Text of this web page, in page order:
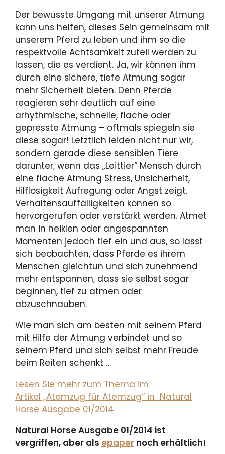
Der bewusste Umgang mit unserer Atmung
kann uns helfen, dieses Sein gemeinsam mit
unserem Pferd zu leben und ihm so die
respektvolle Achtsamkeit zuteil werden zu
lassen, die es verdient. Ja, wir können ihm
durch eine sichere, tiefe Atmung sogar
mehr Sicherheit bieten. Denn Pferde
reagieren sehr deutlich auf eine
arhythmische, schnelle, flache oder
gepresste Atmung – oftmals spiegeln sie
diese sogar! Letztlich leiden nicht nur wir,
sondern gerade diese sensiblen Tiere
darunter, wenn das „Leittier“ Mensch durch
eine flache Atmung Stress, Unsicherheit,
Hilflosigkeit Aufregung oder Angst zeigt.
Verhaltensauffälligkeiten können so
hervorgerufen oder verstärkt werden. Atmet
man in heiklen oder angespannten
Momenten jedoch tief ein und aus, so lässt
sich beobachten, dass Pferde es ihrem
Menschen gleichtun und sich zunehmend
mehr entspannen, dass sie selbst sogar
beginnen, tief zu atmen oder
abzuschnauben.
Wie man sich am besten mit seinem Pferd
mit Hilfe der Atmung verbindet und so
seinem Pferd und sich selbst mehr Freude
beim Reiten schenkt …
Lesen Sie mehr zum Thema im
Artikel „Atemzug für Atemzug“ in Natural
Horse Ausgabe 01/2014
Natural Horse Ausgabe 01/2014 ist
vergriffen, aber als epaper noch erhältlich!